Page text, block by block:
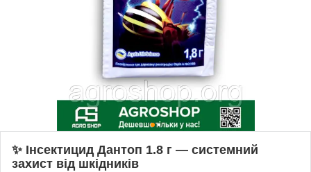
✨ Інсектицид Дантоп 1.8 г — системний
захист від шкідників